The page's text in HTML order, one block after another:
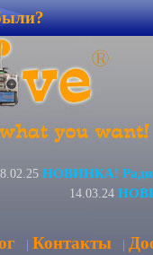
НОВИНКА!
14.03.24
| Контакты |